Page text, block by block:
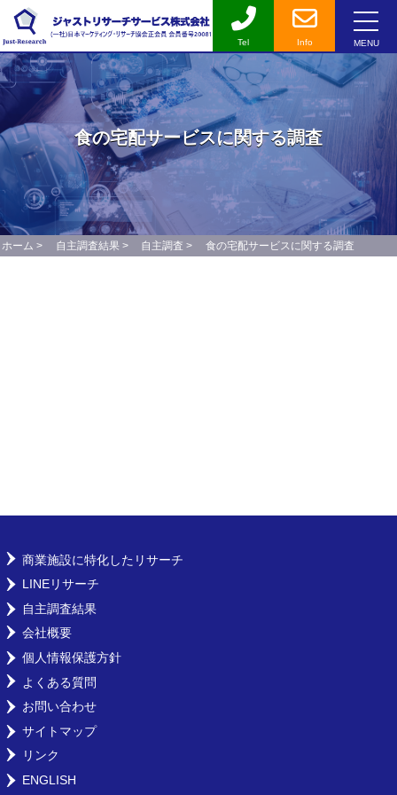
Tel Info MENU
食の宅配サービスに関する調査
ホーム > 自主調査結果> 自主調査 > 食の宅配サービスに関する調査
商業施設に特化したリサーチ
LINEリサーチ
自主調査結果
会社概要
個人情報保護方針
よくある質問
お問い合わせ
サイトマップ
リンク
ENGLISH